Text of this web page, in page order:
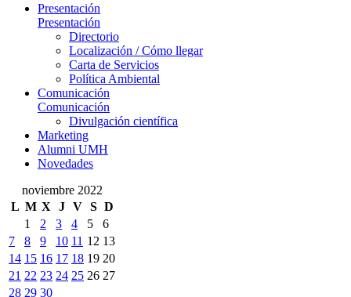
Presentación
Presentación
Directorio
Localización / Cómo llegar
Carta de Servicios
Política Ambiental
Comunicación
Comunicación
Divulgación científica
Marketing
Alumni UMH
Novedades
noviembre 2022
L M X J V S D
1
2 3 4 5
6
7
8 9 10 11 12 13
14 15 16 17 18 19 20
21 22 23 24 25 26 27
28 29 30